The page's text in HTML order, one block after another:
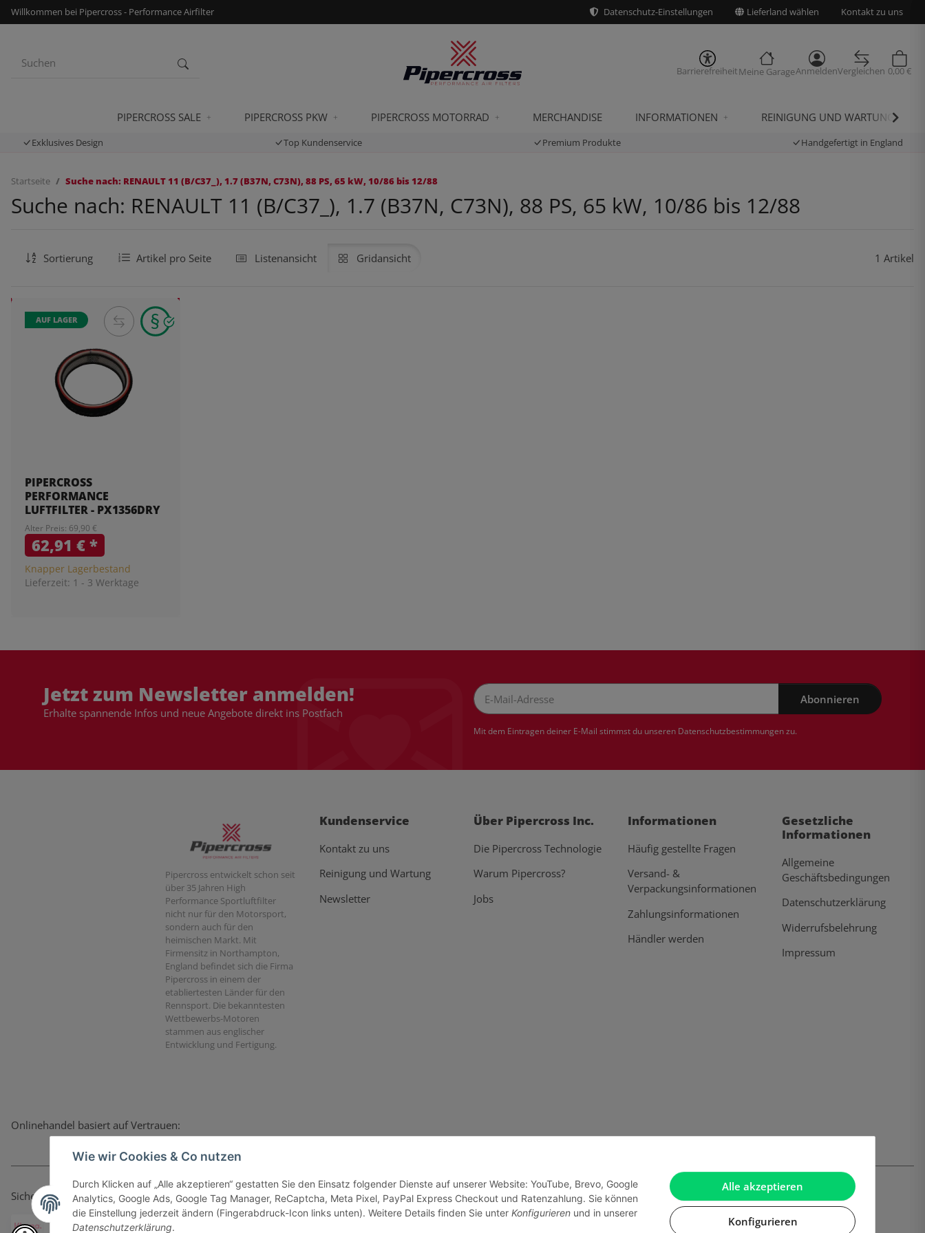
Alle akzeptieren
Konfigurieren
Wie wir Cookies & Co nutzen
Durch Klicken auf „Alle akzeptieren“ gestatten Sie den Einsatz folgender Dienste auf unserer Website: YouTube, Brevo, Google
Analytics, Google Ads, Google Tag Manager, ReCaptcha, Meta Pixel, PayPal Express Checkout und Ratenzahlung. Sie können
die Einstellung jederzeit ändern (Fingerabdruck-Icon links unten). Weitere Details finden Sie unter Konfigurieren und in unserer
Datenschutzerklärung.
Willkommen bei Pipercross - Performance Airfilter Datenschutz-Einstellungen Lieferland wählen Kontakt zu uns
BarrierefreiheitMeine GarageAnmeldenVergleichen 0,00 €
PIPERCROSS SALE PIPERCROSS PKW PIPERCROSS MOTORRAD MERCHANDISE INFORMATIONEN REINIGUNG UND WARTUNG
Exklusives Design Top Kundenservice Premium Produkte Handgefertigt in England
Startseite Suche nach: RENAULT 11 (B/C37_), 1.7 (B37N, C73N), 88 PS, 65 kW, 10/86 bis 12/88
Suche nach: RENAULT 11 (B/C37_), 1.7 (B37N, C73N), 88 PS, 65 kW, 10/86 bis 12/88
Sortierung Artikel pro Seite Listenansicht Gridansicht 1 Artikel
AUF LAGER
PIPERCROSS
PERFORMANCE
LUFTFILTER - PX1356DRY
Alter Preis: 69,90 €
62,91 €*
Knapper Lagerbestand
Lieferzeit: 1 - 3 Werktage
Jetzt zum Newsletter anmelden!
Erhalte spannende Infos und neue Angebote direkt ins Postfach
Abonnieren
Mit dem Eintragen deiner E-Mail stimmst du unseren Datenschutzbestimmungenzu.
Pipercross entwickelt schon seit
über 35 Jahren High
Performance Sportluftfilter
nicht nur für den Motorsport,
sondern auch für den
heimischen Markt. Mit
Firmensitz in Northampton,
England befindet sich die Firma
Pipercross in einem der
etabliertesten Länder für den
Rennsport. Die bekanntesten
Wettbewerbs-Motoren
stammen aus englischer
Entwicklung und Fertigung.
Kundenservice
Kontakt zu uns
Reinigung und Wartung
Newsletter
Über Pipercross Inc.
Die Pipercross Technologie
Warum Pipercross?
Jobs
Informationen
Häufig gestellte Fragen
Versand- &
Verpackungsinformationen
Zahlungsinformationen
Händler werden
Gesetzliche
Informationen
Allgemeine
Geschäftsbedingungen
Datenschutzerklärung
Widerrufsbelehrung
Impressum
Onlinehandel basiert auf Vertrauen:
Sicher bezahlen via: